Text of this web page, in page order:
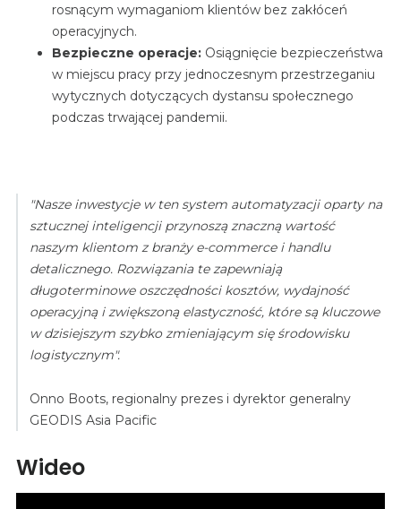
rosnącym wymaganiom klientów bez zakłóceń
operacyjnych.
Bezpieczne operacje: Osiągnięcie bezpieczeństwa
w miejscu pracy przy jednoczesnym przestrzeganiu
wytycznych dotyczących dystansu społecznego
podczas trwającej pandemii.
"Nasze inwestycje w ten system automatyzacji oparty na
sztucznej inteligencji przynoszą znaczną wartość
naszym klientom z branży e-commerce i handlu
detalicznego. Rozwiązania te zapewniają
długoterminowe oszczędności kosztów, wydajność
operacyjną i zwiększoną elastyczność, które są kluczowe
w dzisiejszym szybko zmieniającym się środowisku
logistycznym".
Onno Boots, regionalny prezes i dyrektor generalny
GEODIS Asia Pacific
Wideo